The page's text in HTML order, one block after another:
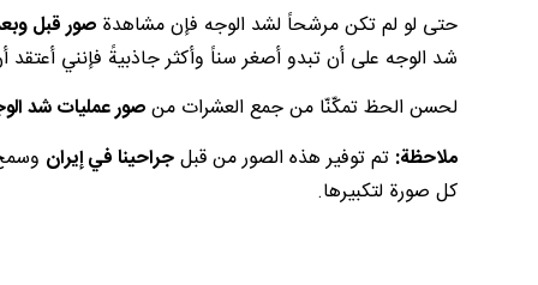
حتى لو لم تكن مرشحاً لشد الوجه فإن مشاهدة صور قبل
شد الوجه على أن تبدو أصغر سناً وأكثر جاذبيةً فإنني
لحسن الحظ تمكّنّا من جمع العشرات منصور عمليات شد
ملاحظة: تم توفير هذه الصور من قبلجراحينا في إيران
كل صورة لتكبيرها.